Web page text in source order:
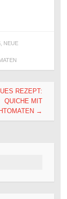
, NEUE
REZEPT:
QUICHE MIT
→